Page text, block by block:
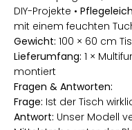
DIY-Projekte •
mit einem feuchten
Gewicht: 100 × 60 cm
Lieferumfang: 1 ×
montiert
Fragen & Antworten:
Frage: Ist der Tisch
Antwort: Unser Modell